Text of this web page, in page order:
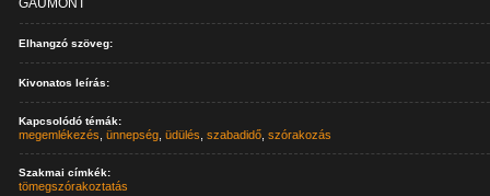
GAUMONT
Elhangzó szöveg:
Kivonatos leírás:
Kapcsolódó témák:
megemlékezés ,ünnepség ,üdülés ,szabadidő ,szórakozás
Szakmai címkék:
tömegszórakoztatás